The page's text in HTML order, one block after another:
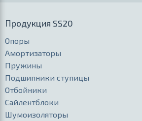
Продукция SS20
Опоры
Амортизаторы
Пружины
Подшипники ступицы
Отбойники
Сайлентблоки
Шумоизоляторы